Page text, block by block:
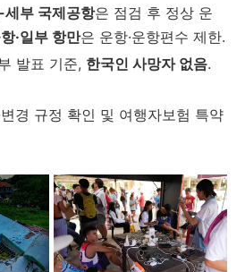
세부 국제공항은 점검 후 정상 운
·일부 항만은 운항·운항편수 제한.
발표 기준, 한국인 사망자 없음.
변경 규정 확인 및 여행자보험 특약